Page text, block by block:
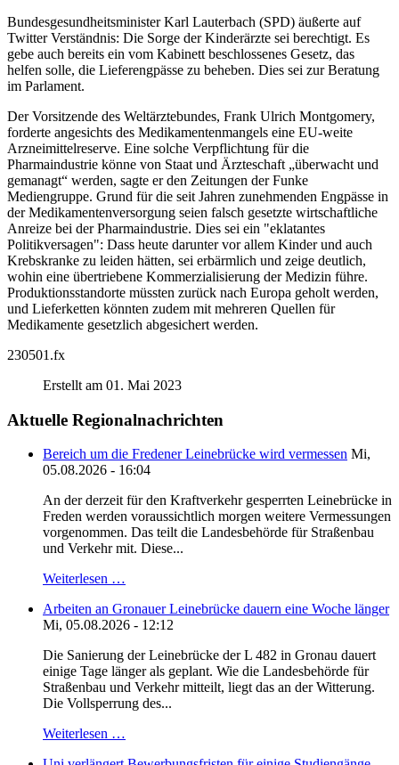
Bundesgesundheitsminister Karl Lauterbach (SPD) äußerte auf
Twitter Verständnis: Die Sorge der Kinderärzte sei berechtigt. Es
gebe auch bereits ein vom Kabinett beschlossenes Gesetz, das
helfen solle, die Lieferengpässe zu beheben. Dies sei zur Beratung
im Parlament.
Der Vorsitzende des Weltärztebundes, Frank Ulrich Montgomery,
forderte angesichts des Medikamentenmangels eine EU-weite
Arzneimittelreserve. Eine solche Verpflichtung für die
Pharmaindustrie könne von Staat und Ärzteschaft „überwacht und
gemanagt“ werden, sagte er den Zeitungen der Funke
Mediengruppe. Grund für die seit Jahren zunehmenden Engpässe in
der Medikamentenversorgung seien falsch gesetzte wirtschaftliche
Anreize bei der Pharmaindustrie. Dies sei ein "eklatantes
Politikversagen": Dass heute darunter vor allem Kinder und auch
Krebskranke zu leiden hätten, sei erbärmlich und zeige deutlich,
wohin eine übertriebene Kommerzialisierung der Medizin führe.
Produktionsstandorte müssten zurück nach Europa geholt werden,
und Lieferketten könnten zudem mit mehreren Quellen für
Medikamente gesetzlich abgesichert werden.
230501.fx
Erstellt am 01. Mai 2023
Aktuelle Regionalnachrichten
Bereich um die Fredener Leinebrücke wird vermessen Mi,
05.08.2026 - 16:04
An der derzeit für den Kraftverkehr gesperrten Leinebrücke in
Freden werden voraussichtlich morgen weitere Vermessungen
vorgenommen. Das teilt die Landesbehörde für Straßenbau
und Verkehr mit. Diese...
Weiterlesen …
Arbeiten an Gronauer Leinebrücke dauern eine Woche länger
Mi, 05.08.2026 - 12:12
Die Sanierung der Leinebrücke der L 482 in Gronau dauert
einige Tage länger als geplant. Wie die Landesbehörde für
Straßenbau und Verkehr mitteilt, liegt das an der Witterung.
Die Vollsperrung des...
Weiterlesen …